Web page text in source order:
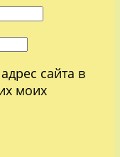
сайта в
моих